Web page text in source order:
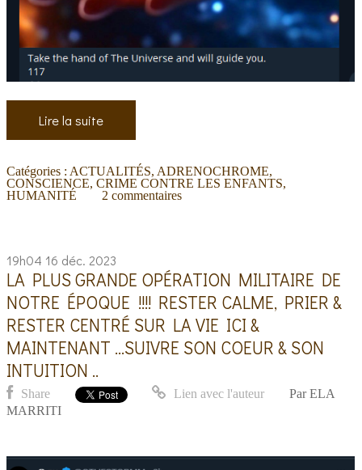
Lire la suite
Catégories : ACTUALITÉS, ADRENOCHROME,
CONSCIENCE,CRIME CONTRE LES ENFANTS,
HUMANITÉ
2 commentaires
19h04 16 déc. 2023
LA PLUS GRANDE OPÉRATION MILITAIRE DE
NOTRE ÉPOQUE !!!! RESTER CALME, PRIER &
RESTER CENTRÉ SUR LA VIE ICI &
MAINTENANT ...SUIVRE SON COEUR & SON
INTUITION ..
Share Lien avec l'auteur Par ELA
MARRITI